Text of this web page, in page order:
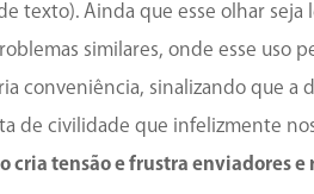
texto). Ainda que esse olhar seja
similares, onde esse uso
conveniência, sinalizando que a
de civilidade que infelizmente
tensão e frustra enviadores e